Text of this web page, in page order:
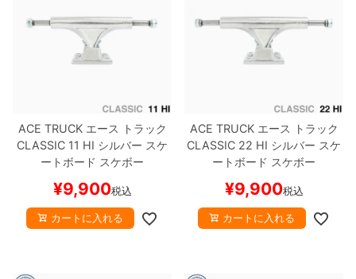
ACE TRUCKエース トラック
CLASSIC 11 HI シルバー スケ
ートボード スケボー
¥9,900税込
カートに入れる
ACE TRUCKエース トラック
CLASSIC 22 HI シルバー スケ
ートボード スケボー
¥9,900税込
カートに入れる